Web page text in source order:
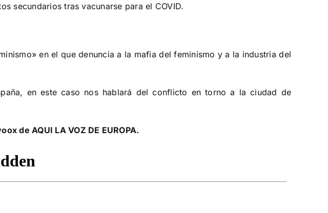
secundarios tras vacunarse para el COVID.
en el que denuncia a la mafia del feminismo y a la industria del
en este caso nos hablará del conflicto en torno a la ciudad de
de AQUI LA VOZ DE EUROPA.